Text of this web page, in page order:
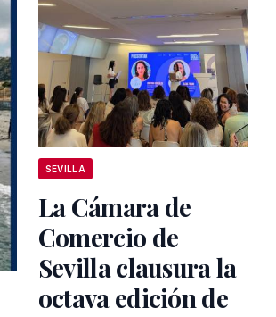
SEVILLA
La Cámara de
Comercio de
Sevilla clausura la
octava edición de